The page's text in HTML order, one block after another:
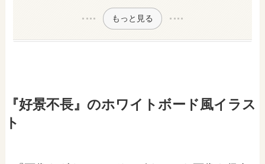
もっと見る
『好景不長』のホワイトボード風イラス
ト